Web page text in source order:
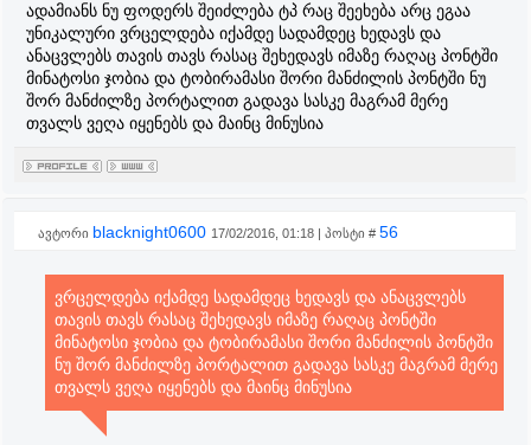
ადამიანს ნუ ფოდერს შეიძლება ტპ რაც შეეხება არც ეგაა
უნიკალური ვრცელდება იქამდე სადამდეც ხედავს და
ანაცვლებს თავის თავს რასაც შეხედავს იმაზე რაღაც პონტში
მინატოსი ჯობია და ტობირამასი შორი მანძილის პონტში ნუ
შორ მანძილზე პორტალით გადავა სასკე მაგრამ მერე
თვალს ვეღა იყენებს და მაინც მინუსია
ავტორი blacknight0600 17/02/2016, 01:18 | პოსტი # 56
ვრცელდება იქამდე სადამდეც ხედავს და ანაცვლებს
თავის თავს რასაც შეხედავს იმაზე რაღაც პონტში
მინატოსი ჯობია და ტობირამასი შორი მანძილის პონტში
ნუ შორ მანძილზე პორტალით გადავა სასკე მაგრამ მერე
თვალს ვეღა იყენებს და მაინც მინუსია